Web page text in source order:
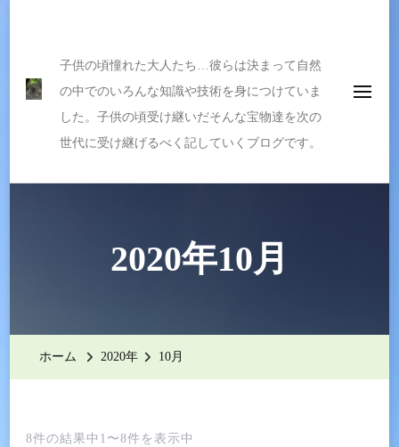
子供の頃憧れた大人たち…彼らは決まって自然
の中でのいろんな知識や技術を身につけていま
した。子供の頃受け継いだそんな宝物達を次の
世代に受け継げるべく記していくブログです。
2020年10月
ホーム 2020年 10月
8件の結果中1〜8件を表示中